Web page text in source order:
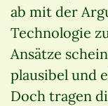
ab mit der
Technologie
Ansätze
plausibel und
Doch tragen